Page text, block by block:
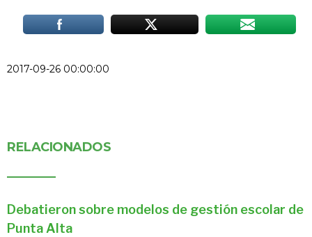
2017-09-26 00:00:00
RELACIONADOS
Debatieron sobre modelos de gestión escolar de
Punta Alta